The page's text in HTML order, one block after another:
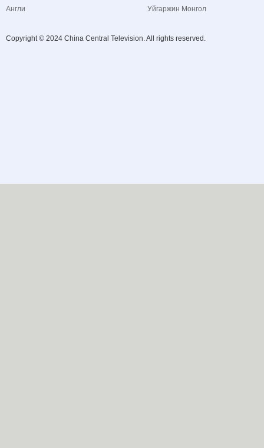
Англи Уйгаржин Монгол
Copyright © 2024 China Central Television. All rights reserved.